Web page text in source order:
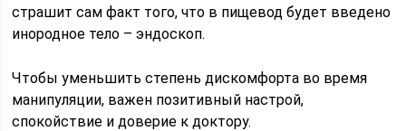
страшит сам факт того, что в пищевод будет введено
инородное тело – эндоскоп.
Чтобы уменьшить степень дискомфорта во время
манипуляции, важен позитивный настрой,
спокойствие и доверие к доктору.